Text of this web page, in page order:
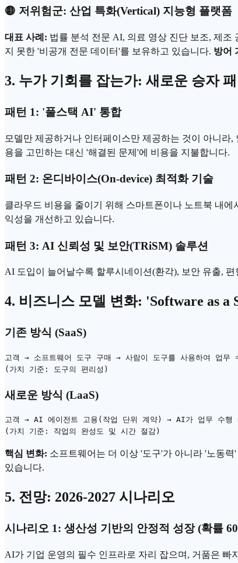
🟡 저위험군: 산업 특화(Vertical) 지능형 플랫폼
대표 사례: 법률 분석 전문 AI, 의료 영상 진단 보조, 제조
지 못한 '비공개 전문 데이터'를 보유하고 있습니다. 방어
3. 누가 기회를 잡는가: 새로운 승자
패턴 1: '풀스택 AI' 통합
모델만 제공하거나 인터페이스만 제공하는 것이 아니
용을 고민하는 대신 '해결된 문제'에 비용을 지불합니다.
패턴 2: 온디바이스(On-device) 최적화 기술
클라우드 비용을 줄이기 위해 스마트폰이나 노트북 내
익성을 개선하고 있습니다.
패턴 3: AI 신뢰 성 및 보안(TRiSM) 솔루션
AI 도입이 늘어날수록 할루시네이션(환각), 보안 유출,
4. 비즈니스 모델 변화: 'Software as
기존 방식 (SaaS)
고객 → 소프트웨어 도구 구매 → 사람이 도구를 사용하여 업무
새로운 방식 (LaaS)
고객 → AI 에이전트 고용(작업 단위 계약) → AI가 업무 수행
핵심 변화: 소프트웨어는 더 이상 '도구'가 아니라 '노동
있습니다.
5. 전망: 2026-2027 시나리오
시나리오 1: 생산성 기반의 안정적 성장 (확률
AI가 기업 운영의 필수 인프라로 자리 잡으며, 거품은 빠